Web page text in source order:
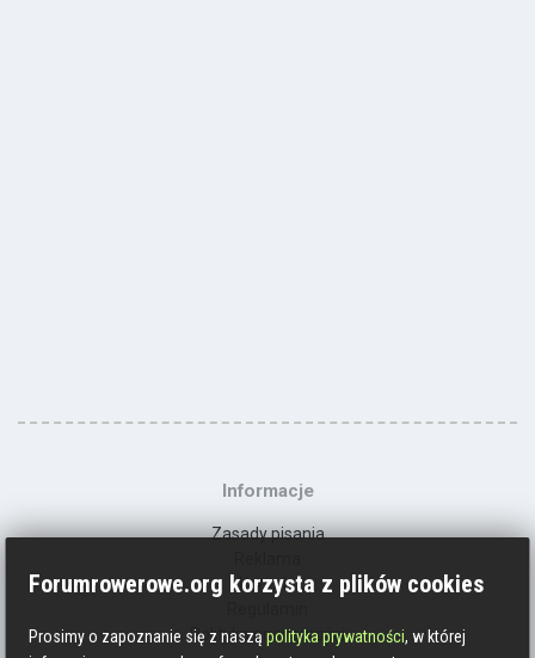
Informacje
Zasady pisania
Kontakt
Polityka prywatności
Forumrowerowe.org korzysta z plików cookies
Prosimy o zapoznanie się z nasząpolityka prywatności, w której